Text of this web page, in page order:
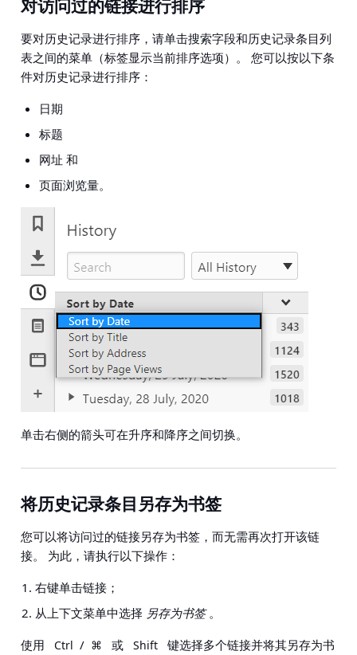
对访问过的链接进行排序
要对历史记录进行排序，请单击搜索字段和历史记录条目列
表之间的菜单（标签显示当前排序选项）。 您可以按以下条
件对历史记录进行排序：
日期
标题
网址 和
页面浏览量。
单击右侧的箭头可在升序和降序之间切换。
将历史记录条目另存为书签
您可以将访问过的链接另存为书签，而无需再次打开该链
接。 为此，请执行以下操作：
右键单击链接；
从上下文菜单中选择 另存为书签。
使用
Ctrl / ⌘ 或 Shift
键选择多个链接并将其另存为书